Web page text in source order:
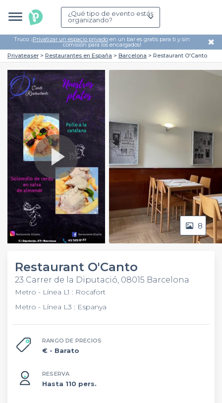
¿Qué tipo de evento estás
organizando?
Truco: ¡Privatizar un espacio privado en un bar es gratis para ti y sin
comisión para los encargados! ✖
Privateaser Restaurantes en España Barcelona Restaurant O'Canto
Play
Video
8
Restaurant O'Canto
23 Carrer de la Diputació, 08015 Barcelona
Metro - Línea L1 : Rocafort
Metro - Línea L3 : Espanya
RANGO DE PRECIOS
€ - Barato
RESERVA
Hasta 110 pers.